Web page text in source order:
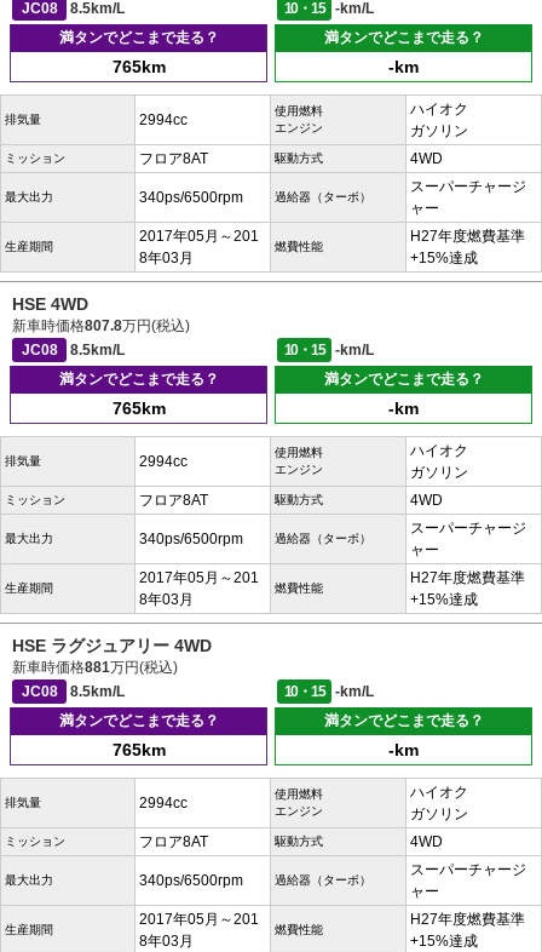
JC08 8.5km/L 10・15
-km/L
満タンでどこまで走る？
765km
満タンでどこまで走る？
-km
排気量 2994cc
使用燃料
エンジン
ハイオク
ガソリン
ミッション フロア8AT 駆動方式 4WD
最大出力 340ps/6500rpm 過給器（ターボ）
スーパーチャージ
ャー
生産期間
2017年05月～201
8年03月
燃費性能
H27年度燃費基準
+15%達成
HSE 4WD
新車時価格807.8万円(税込)
JC08
8.5km/L 10・15
-km/L
満タンでどこまで走る？
765km
満タンでどこまで走る？
-km
排気量 2994cc
使用燃料
エンジン
ハイオク
ガソリン
ミッション フロア8AT 駆動方式 4WD
最大出力 340ps/6500rpm 過給器（ターボ）
スーパーチャージ
ャー
生産期間
2017年05月～201
8年03月
燃費性能
H27年度燃費基準
+15%達成
HSE ラグジュアリー 4WD
新車時価格881万円(税込)
JC08
8.5km/L 10・15
-km/L
満タンでどこまで走る？
765km
満タンでどこまで走る？
-km
排気量 2994cc
使用燃料
エンジン
ハイオク
ガソリン
ミッション フロア8AT 駆動方式 4WD
最大出力 340ps/6500rpm 過給器（ターボ）
スーパーチャージ
ャー
生産期間
2017年05月～201
8年03月
燃費性能
H27年度燃費基準
+15%達成